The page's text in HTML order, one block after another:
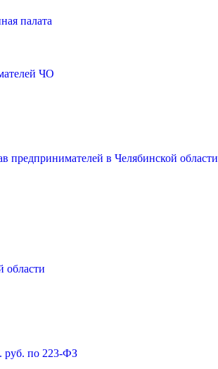
палата
ЧО
предпринимателей в Челябинской области
области
руб. по 223-ФЗ